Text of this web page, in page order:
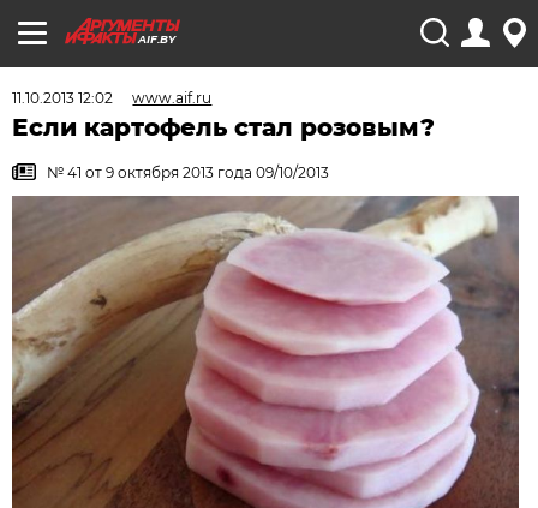
AIF.BY
11.10.2013 12:02 www.aif.ru
Если картофель стал розовым?
№ 41 от 9 октября 2013 года 09/10/2013